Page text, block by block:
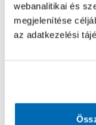
webanalitikai és
megjelenítése
az adatkezelési